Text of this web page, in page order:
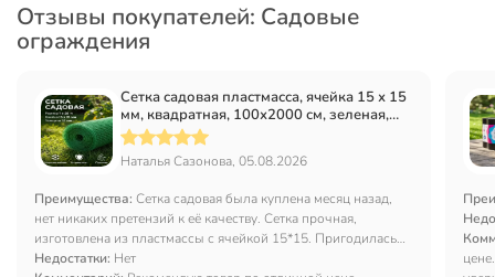
Отзывы покупателей: Садовые
ограждения
Сетка садовая пластмасса, ячейка 15 х 15
мм, квадратная, 100х2000 см, зеленая,
Зеленый Луг, Удачная
Наталья Сазонова, 05.08.2026
Преимущества: Сетка садовая была куплена месяц назад,
нет никаких претензий к её качеству. Сетка прочная,
изготовлена из пластмассы с ячейкой 15*15. Пригодилась
нам для настила на крышу маленьким цыплятам. Она
Недостатки: Нет